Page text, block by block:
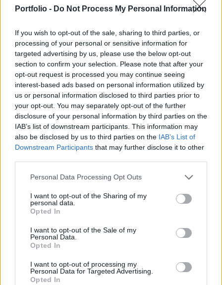
Portfolio - Do Not Process My Personal Information
If you wish to opt-out of the sale, sharing to third parties, or
processing of your personal or sensitive information for
targeted advertising by us, please use the below opt-out
section to confirm your selection. Please note that after your
opt-out request is processed you may continue seeing
interest-based ads based on personal information utilized by
us or personal information disclosed to third parties prior to
your opt-out. You may separately opt-out of the further
disclosure of your personal information by third parties on the
IAB’s list of downstream participants. This information may
also be disclosed by us to third parties on the IAB’s List of
Downstream Participants that may further disclose it to other
Personal Data Processing Opt Outs
I want to opt-out of the Sharing of my
personal data.
Opted In
I want to opt-out of the Sale of my
Personal Data.
Opted In
I want to opt-out of processing my
Personal Data for Targeted Advertising.
Opted In
természetesen megszólalt és eloszlatta a
"A pletykák árthatnak a vállalatnak, pedig igyekszünk
csökkenteni a veszteségeket és újra nyereségessé tenni a
Fiatot." A kommentár elhangzásakor a társaság számos
alkalmazottja már sztrájkkal fenyegetett, mivel decemberi
leépítésektől tartanak. A média tudni véli, hogy az olaszok
nem kívánnak együttműködni a GM-mel a jövőben, mely
10%-os részesedéssel rendelkezik...
KEDVES OLVASÓNK!
tartozik, melynek olvasása előfizetéses
regisztrációhoz kötött.
Az előfizetés a következőket tartalmazza:
Kötéslisták: BÉT elmúlt 2 év napon belüli
kötéslistái
Előfizetés